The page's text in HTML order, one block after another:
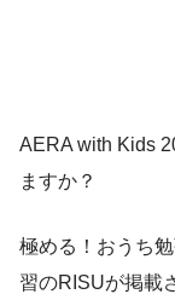
AERA with Kids
ますか？
極める！おうち
習のRISUが掲載